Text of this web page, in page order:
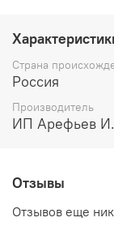
Страна
Россия
Производитель
ИП Арефьев
Отзывы
Отзывов еще